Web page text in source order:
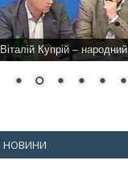
Віталій Купрій –
НОВИНИ